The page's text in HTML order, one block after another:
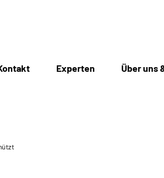
Experten Über uns